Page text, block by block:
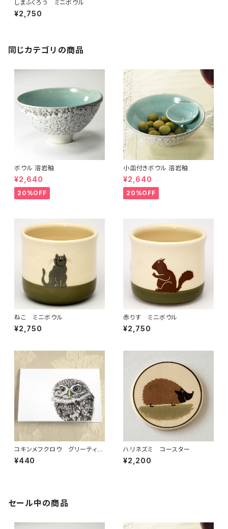
しまふくろう ミニボウル
¥2,750
同じカテゴリの商品
ボウル 溶岩釉
¥2,640
20%OFF
小皿付きボウル 溶岩釉
¥2,640
20%OFF
ねこ ミニボウル
¥2,750
赤りす ミニボウル
¥2,750
コキンメフクロウ グリーティン
グカード （メール便可 ）
¥440
ハリネズミ コースター
¥2,200
セール中の商品